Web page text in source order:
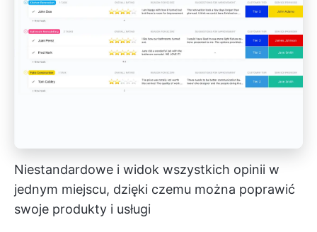
Niestandardowe i widok wszystkich opinii w
jednym miejscu, dzięki czemu można poprawić
swoje produkty i usługi